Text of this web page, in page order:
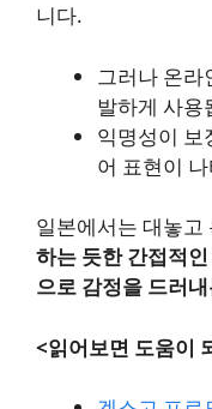
니다.
그러나 온
발하게 사용
익명성이 보
어 표현이
일본에서는 대놓고
하는 듯한 간접적인
으로 감정을 드러
<읽어보면 도움이